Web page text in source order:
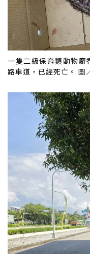
一隻二級保育類動物麝
路車道，已經死亡。 圖